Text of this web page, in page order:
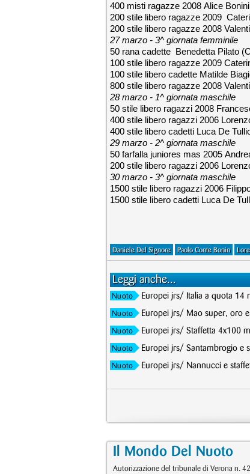
400 misti ragazze 2008 Alice
200 stile libero ragazze 2009
200 stile libero ragazze 2008
27 marzo - 3^ giornata femminile
50 rana cadette Benedetta Pilato
100 stile libero ragazze 2009
100 stile libero cadette Matilde
800 stile libero ragazze 2008
28 marzo - 1^ giornata maschile
50 stile libero ragazzi 2008
400 stile libero ragazzi 2006
400 stile libero cadetti Luca De
29 marzo - 2^ giornata maschile
50 farfalla juniores mas 2005
200 stile libero ragazzi 2006
30 marzo - 3^ giornata maschile
1500 stile libero ragazzi 2006
1500 stile libero cadetti Luca De
Daniele Del Signore Paolo Conte Bonin
Leggi anche...
Nuoto Europei jrs/ Italia a quota 14
Nuoto Europei jrs/ Mao super, oro
Nuoto Europei jrs/ Staffetta 4x100
Nuoto Europei jrs/ Santambrogio e
Nuoto Europei jrs/ Nannucci e
Il Mondo Del Nuoto
Autorizzazione del tribunale di Verona n.